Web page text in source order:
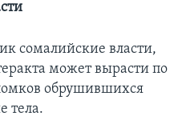
сомалийские власти,
может вырасти по
обрушившихся
тела.